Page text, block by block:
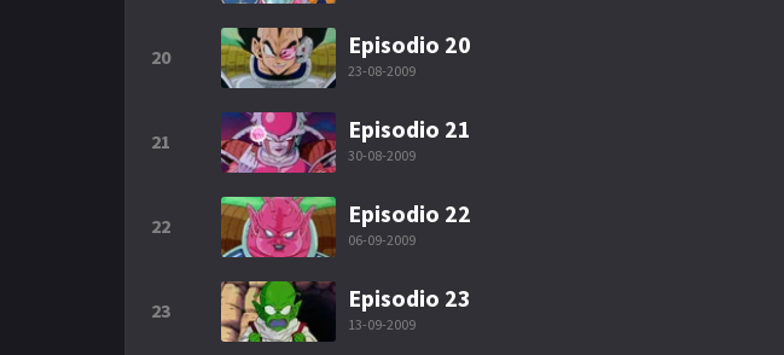
20 Episodio 20
23-08-2009
21 Episodio 21
30-08-2009
22 Episodio 22
06-09-2009
23 Episodio 23
13-09-2009